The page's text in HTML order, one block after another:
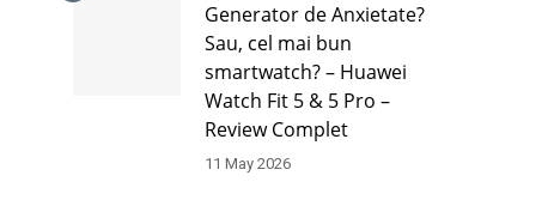
Generator de Anxietate?
Sau, cel mai bun
smartwatch? – Huawei
Watch Fit 5 & 5 Pro –
Review Complet
11 May 2026